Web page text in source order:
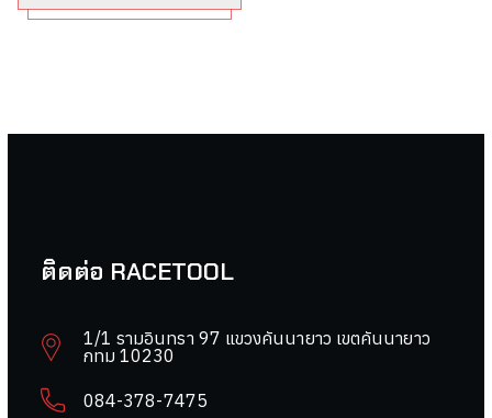
ติดต่อ RACETOOL
1/1 รามอินทรา 97 แขวงคันนายาว เขตคันนายาว
กทม 10230
084-378-7475